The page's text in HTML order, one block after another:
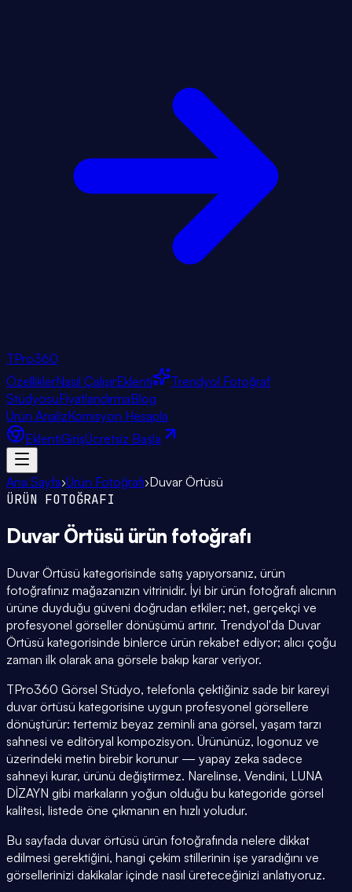
TPro360
ÖzelliklerNasıl ÇalışırEklenti
Trendyol Fotoğraf
StüdyosuFiyatlandırmaBlog
Ürün AnalizKomisyon Hesapla
EklentiGirişÜcretsiz Başla
Ana Sayfa›Ürün Fotoğrafı›Duvar Örtüsü
ÜRÜN FOTOĞRAFI
Duvar Örtüsü ürün fotoğrafı
Duvar Örtüsü kategorisinde satış yapıyorsanız, ürün
fotoğrafınız mağazanızın vitrinidir. İyi bir ürün fotoğrafı alıcının
ürüne duyduğu güveni doğrudan etkiler; net, gerçekçi ve
profesyonel görseller dönüşümü artırır. Trendyol'da Duvar
Örtüsü kategorisinde binlerce ürün rekabet ediyor; alıcı çoğu
zaman ilk olarak ana görsele bakıp karar veriyor.
TPro360 Görsel Stüdyo, telefonla çektiğiniz sade bir kareyi
duvar örtüsü kategorisine uygun profesyonel görsellere
dönüştürür: tertemiz beyaz zeminli ana görsel, yaşam tarzı
sahnesi ve editöryal kompozisyon. Ürününüz, logonuz ve
üzerindeki metin birebir korunur — yapay zeka sadece
sahneyi kurar, ürünü değiştirmez. Narelinse, Vendini, LUNA
DİZAYN gibi markaların yoğun olduğu bu kategoride görsel
kalitesi, listede öne çıkmanın en hızlı yoludur.
Bu sayfada duvar örtüsü ürün fotoğrafında nelere dikkat
edilmesi gerektiğini, hangi çekim stillerinin işe yaradığını ve
görsellerinizi dakikalar içinde nasıl üreteceğinizi anlatıyoruz.